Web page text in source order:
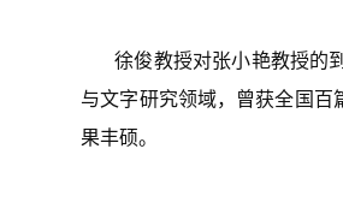
徐俊教授对张小艳教授的
与文字研究领域，曾获全国
果丰硕。